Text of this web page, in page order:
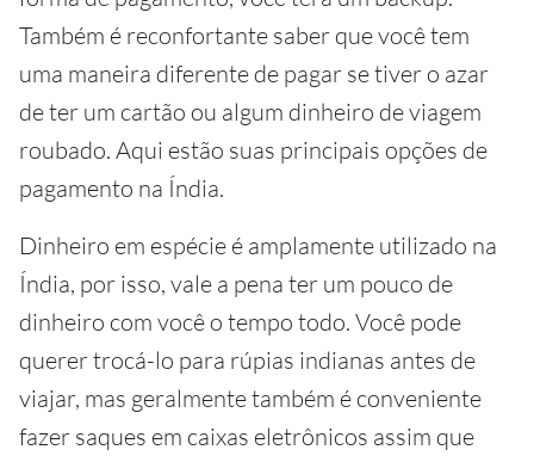
Também é reconfortante saber que você tem
uma maneira diferente de pagar se tiver o azar
de ter um cartão ou algum dinheiro de viagem
roubado. Aqui estão suas principais opções de
pagamento na Índia.
Dinheiro em espécie é amplamente utilizado na
Índia, por isso, vale a pena ter um pouco de
dinheiro com você o tempo todo. Você pode
querer trocá-lo para rúpias indianas antes de
viajar, mas geralmente também é conveniente
fazer saques em caixas eletrônicos assim que